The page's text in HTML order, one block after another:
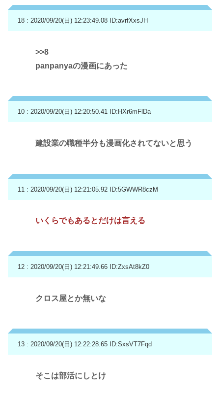
18 : 2020/09/20(日) 12:23:49.08 ID:avrfXxsJH
>>8
panpanyaの漫画にあった
10 : 2020/09/20(日) 12:20:50.41 ID:HXr6mFlDa
建設業の職種半分も漫画化されてないと思う
11 : 2020/09/20(日) 12:21:05.92 ID:5GWWR8czM
いくらでもあるとだけは言える
12 : 2020/09/20(日) 12:21:49.66 ID:ZxsAt8kZ0
クロス屋とか無いな
13 : 2020/09/20(日) 12:22:28.65 ID:SxsVT7Fqd
そこは部活にしとけ